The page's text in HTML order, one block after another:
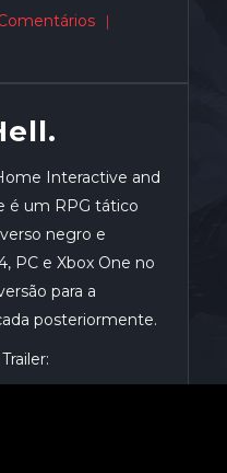
|
Interactive and
é um RPG tático
negro e
PC e Xbox One no
para a
posteriormente.